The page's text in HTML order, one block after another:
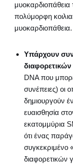
μυοκαρδιοπάθεια
πολύμορφη
μυοκαρδιοπάθεια.
Υπάρχουν
διαφορετικών
DNA που
συνέπειες) οι
δημιουργούν
ευαισθησία
εκατομμύρια
ότι ένας
διαφορετικών